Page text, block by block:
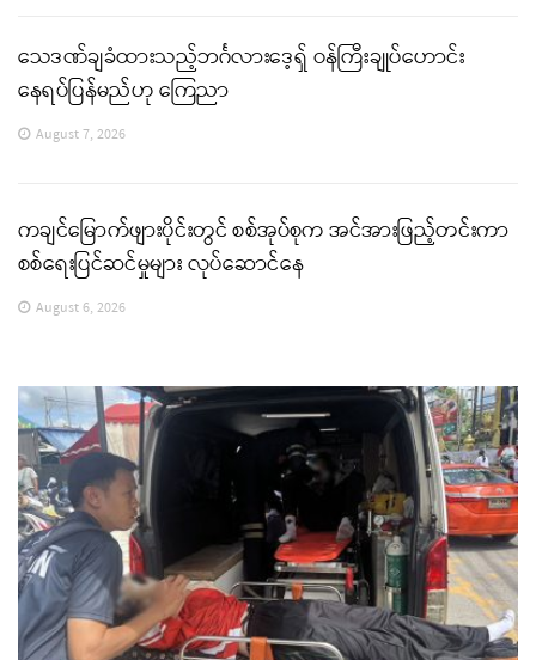
သေဒဏ်ချခံထားသည့်ဘင်္ဂလားဒေ့ရှ် ဝန်ကြီးချုပ်ဟောင်း
နေရပ်ပြန်မည်ဟု ကြေညာ
August 7, 2026
ကချင်မြောက်ဖျားပိုင်းတွင် စစ်အုပ်စုက အင်အားဖြည့်တင်းကာ
စစ်ရေးပြင်ဆင်မှုများ လုပ်ဆောင်နေ
August 6, 2026